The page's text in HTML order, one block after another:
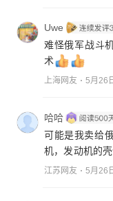
Uwe
难怪俄军战斗
术
上海网友 5月26
哈哈
可能是我卖给
机，发动机的
江苏网友 5月26